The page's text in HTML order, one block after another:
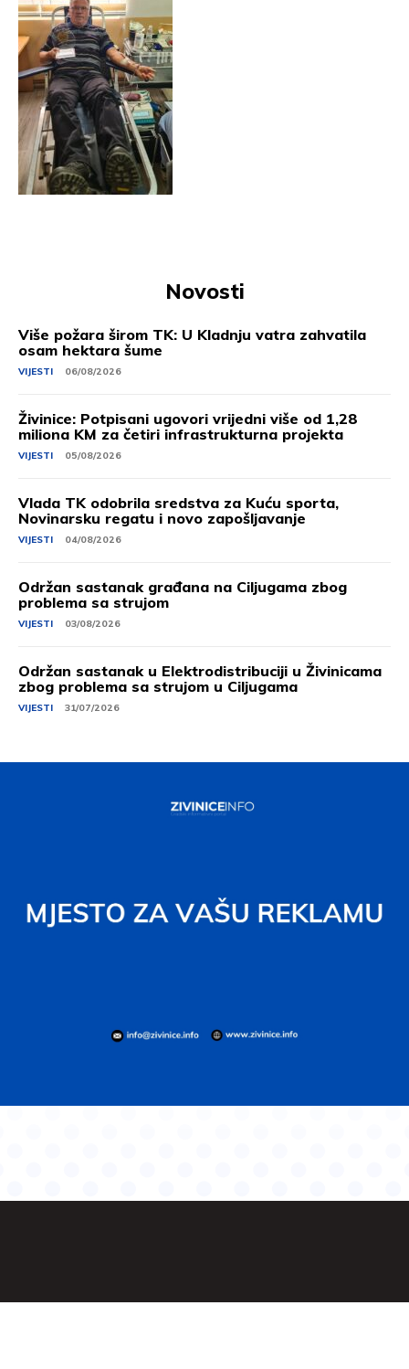
Novosti
Više požara širom TK: U Kladnju vatra zahvatila
osam hektara šume
VIJESTI 06/08/2026
Živinice: Potpisani ugovori vrijedni više od 1,28
miliona KM za četiri infrastrukturna projekta
VIJESTI 05/08/2026
Vlada TK odobrila sredstva za Kuću sporta,
Novinarsku regatu i novo zapošljavanje
VIJESTI 04/08/2026
Održan sastanak građana na Ciljugama zbog
problema sa strujom
VIJESTI 03/08/2026
Održan sastanak u Elektrodistribuciji u Živinicama
zbog problema sa strujom u Ciljugama
VIJESTI 31/07/2026